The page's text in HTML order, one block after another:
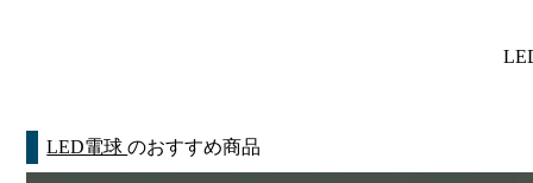
LED電球のおすすめ商品